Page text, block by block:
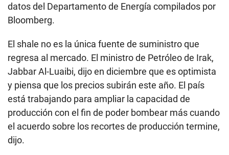
datos del Departamento de Energía compilados por
Bloomberg.
El shale no es la única fuente de suministro que
regresa al mercado. El ministro de Petróleo de Irak,
Jabbar Al-Luaibi, dijo en diciembre que es optimista
y piensa que los precios subirán este año. El país
está trabajando para ampliar la capacidad de
producción con el fin de poder bombear más cuando
el acuerdo sobre los recortes de producción termine,
dijo.